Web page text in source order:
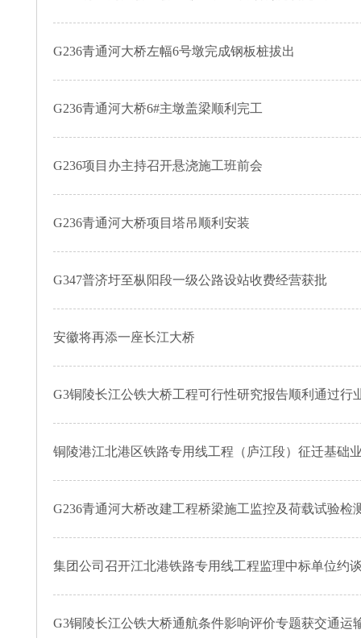
G236青通河大桥左幅6号墩完成钢板桩拔出
G236青通河大桥6#主墩盖梁顺利完工
G236项目办主持召开悬浇施工班前会
G236青通河大桥项目塔吊顺利安装
G347普济圩至枞阳段一级公路设站收费经营获批
安徽将再添一座长江大桥
G3铜陵长江公铁大桥工程可行性研究报告顺利通过行
铜陵港江北港区铁路专用线工程（庐江段）征迁基础
G236青通河大桥改建工程桥梁施工监控及荷载试验检
集团公司召开江北港铁路专用线工程监理中标单位约
G3铜陵长江公铁大桥通航条件影响评价专题获交通运